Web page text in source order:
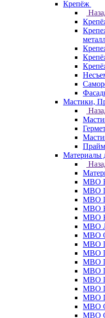
Крепёж
Мастики,
Материалы
МВО
МВО
МВО
МВО
МВО
МВО
МВО
МВО
МВО
МВО
МВО
МВО
МВО
МВО
МВО
МВО